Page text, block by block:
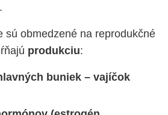
sú obmedzené na reprodukčné
produkciu:
buniek – vajíčok